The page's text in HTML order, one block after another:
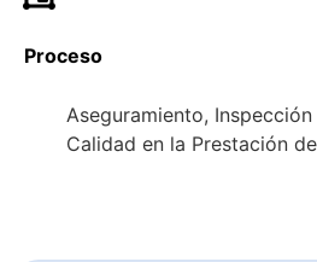
Proceso
Aseguramiento,
Calidad en la Prestación